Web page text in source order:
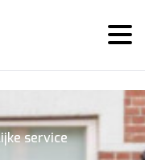
service